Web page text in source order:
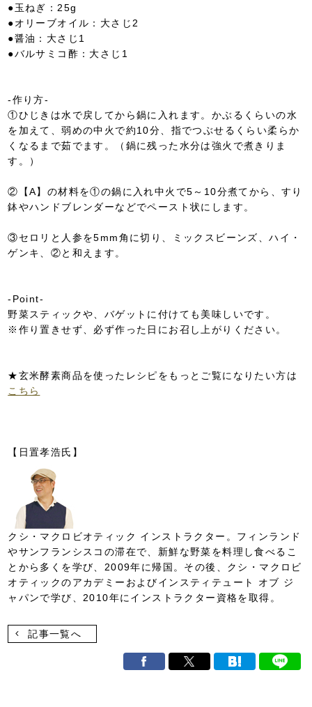
●玉ねぎ：25g
●オリーブオイル：大さじ2
●醤油：大さじ1
●バルサミコ酢：大さじ1
-作り方-
①ひじきは水で戻してから鍋に入れます。かぶるくらいの水
を加えて、弱めの中火で約10分、指でつぶせるくらい柔らか
くなるまで茹でます。（鍋に残った水分は強火で煮きりま
す。）
②【A】の材料を①の鍋に入れ中火で5～10分煮てから、すり
鉢やハンドブレンダーなどでペースト状にします。
③セロリと人参を5mm角に切り、ミックスビーンズ、ハイ・
ゲンキ、②と和えます。
-Point-
野菜スティックや、バゲットに付けても美味しいです。
※作り置きせず、必ず作った日にお召し上がりください。
★玄米酵素商品を使ったレシピをもっとご覧になりたい方は
こちら
【日置孝浩氏】
クシ・マクロビオティック インストラクター。フィンランド
やサンフランシスコの滞在で、新鮮な野菜を料理し食べるこ
とから多くを学び、2009年に帰国。その後、クシ・マクロビ
オティックのアカデミーおよびインスティテュート オブ ジ
ャパンで学び、2010年にインストラクター資格を取得。
記事一覧へ